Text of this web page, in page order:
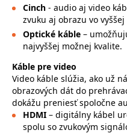
Cinch - audio aj video
zvuku aj obrazu vo vyššej
Optické káble –
najvyššej možnej kvalite.
Káble pre video
Video káble slúžia, ako už
obrazových dát do
dokážu preniesť spoločne
HDMI – digitálny kábel
spolu so zvukovým